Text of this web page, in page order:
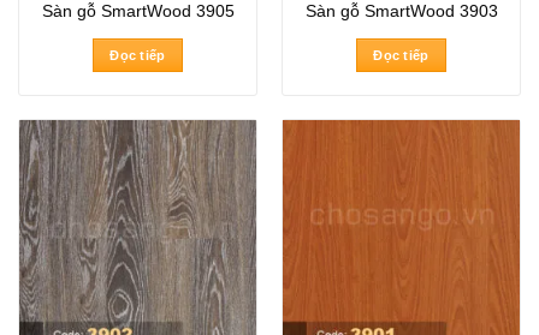
Sàn gỗ SmartWood 3905
Đọc tiếp
Sàn gỗ SmartWood 3903
Đọc tiếp